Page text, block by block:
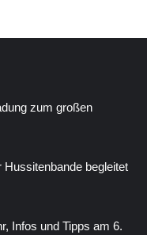
zum großen
begleitet
Infos und Tipps am 6.